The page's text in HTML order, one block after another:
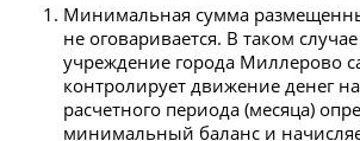
Минимальная сумма
не оговаривается. В таком
учреждение города Миллерово
контролирует движение денег
расчетного периода (месяца)
минимальный баланс и